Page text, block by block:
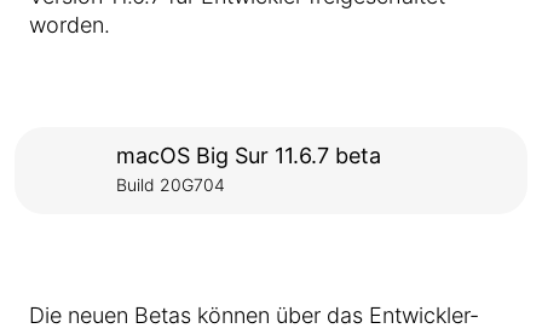
worden.
macOS Big Sur 11.6.7 beta
Build 20G704
Die neuen Betas können über das Entwickler-